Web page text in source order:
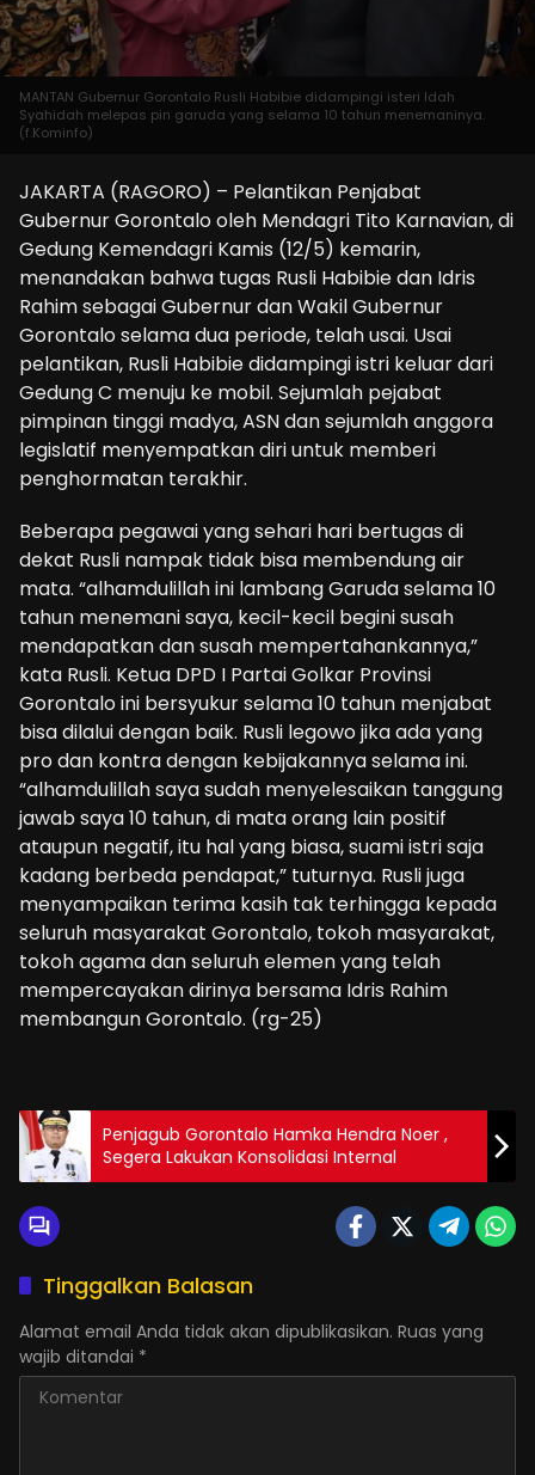
MANTAN Gubernur Gorontalo Rusli Habibie didampingi isteri Idah
Syahidah melepas pin garuda yang selama 10 tahun menemaninya.
(f.Kominfo)
JAKARTA (RAGORO) – Pelantikan Penjabat
Gubernur Gorontalo oleh Mendagri Tito Karnavian, di
Gedung Kemendagri Kamis (12/5) kemarin,
menandakan bahwa tugas Rusli Habibie dan Idris
Rahim sebagai Gubernur dan Wakil Gubernur
Gorontalo selama dua periode, telah usai. Usai
pelantikan, Rusli Habibie didampingi istri keluar dari
Gedung C menuju ke mobil. Sejumlah pejabat
pimpinan tinggi madya, ASN dan sejumlah anggora
legislatif menyempatkan diri untuk memberi
penghormatan terakhir.
Beberapa pegawai yang sehari hari bertugas di
dekat Rusli nampak tidak bisa membendung air
mata. “alhamdulillah ini lambang Garuda selama 10
tahun menemani saya, kecil-kecil begini susah
mendapatkan dan susah mempertahankannya,”
kata Rusli. Ketua DPD I Partai Golkar Provinsi
Gorontalo ini bersyukur selama 10 tahun menjabat
bisa dilalui dengan baik. Rusli legowo jika ada yang
pro dan kontra dengan kebijakannya selama ini.
“alhamdulillah saya sudah menyelesaikan tanggung
jawab saya 10 tahun, di mata orang lain positif
ataupun negatif, itu hal yang biasa, suami istri saja
kadang berbeda pendapat,” tuturnya. Rusli juga
menyampaikan terima kasih tak terhingga kepada
seluruh masyarakat Gorontalo, tokoh masyarakat,
tokoh agama dan seluruh elemen yang telah
mempercayakan dirinya bersama Idris Rahim
membangun Gorontalo. (rg-25)
Penjagub Gorontalo Hamka Hendra Noer ,
Segera Lakukan Konsolidasi Internal
Tinggalkan Balasan
Alamat email Anda tidak akan dipublikasikan. Ruas yang
wajib ditandai *